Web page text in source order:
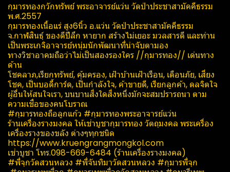
กุมารทองกวักทรัพย์ พระอาจารย์แว่น วัดป่าประชาสามัคคี​ธรรม
พ.ศ.2557
กุมารทองเนื้อแร่ สูง6นิ้ว อ.แว่น วัดป่าประชาสามัคคี​ธรรม
จ.กาฬสินธุ์​ ของดีปีลึก หายาก สร้างไม่เยอะ มวลสารดี และท่าน
เป็นพระเกจิอาจารย์หนุ่มนักพัฒนา​ที่น่าจับตามอง
ทางวิชาอาคมถือว่าไม่เป็นสองรองใคร //กุมารทอง// เด่นทาง
ด้าน
โชคลาภ​,เรียกทรัพย์, คุ้มครอง, เฝ้าบ้านเฝ้าเรือน, เตือนภัย, เสี่ยง
โชค, เป็นบอดี้การ์ด, เป็นกำลังใจ, ค้าขายดี, เรียกลูกค้า, ดลจิตใจ
ผู้อื่นให้สนใจเรา, บนบานสิ่งใดสิ่งหนึ่ง​มักจะ​สมปรารถนา​ ตาม
ความเชื่อของคนโบราณ
#กุมารทองถือลูกแก้ว #กุมารทองพระอาจารย์แว่น
ร้านเครื่องรางมงคล ให้เช่าบูชากุมารทอง วัตถุมงคล พระเครื่อง
เครื่องรางของขลัง ต่างๆทุกชนิด
https://www.kruengrangmongkol.com
เช่าบูชา โทร.098-669-6484​ (ร้านเครื่องรางมงคล)​
#พี่จุกวัดสวนหลวง​ #พี่จันทิมาวัดสวนหลวง​ #กุมารพี่จุก​